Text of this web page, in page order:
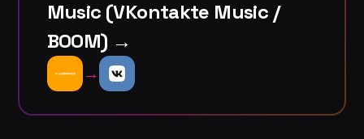
Music (VKontakte Music /
BOOM) →
→